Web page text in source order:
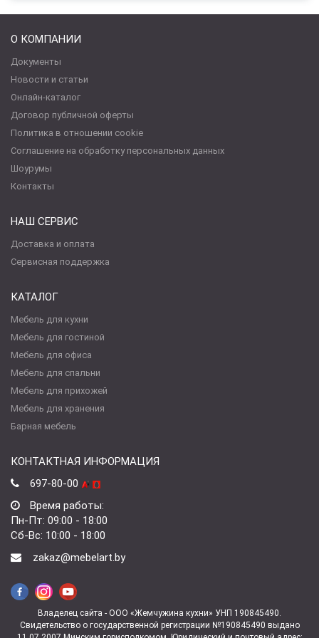
О КОМПАНИИ
Документы
Новости и статьи
Онлайн-каталог
Договор публичной оферты
Политика в отношении cookie
Соглашение на обработку персональных данных
Шоурумы
Контакты
НАШ СЕРВИС
Доставка и оплата
Сервисная поддержка
КАТАЛОГ
Мебель для кухни
Мебель для гостиной
Мебель для офиса
Мебель для спальни
Мебель для прихожей
Мебель для хранения
Барная мебель
КОНТАКТНАЯ ИНФОРМАЦИЯ
697-80-00
Время работы:
Пн-Пт: 09:00 - 18:00
Сб-Вс: 10:00 - 18:00
zakaz@mebelart.by
Владелец сайта - ООО «Жемчужина кухни» УНП 190845490.
Свидетельство о государственной регистрации №190845490 выдано